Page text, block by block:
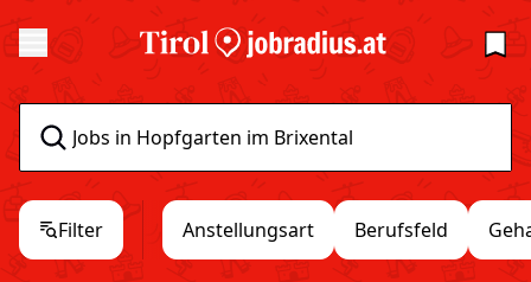
Filter Anstellungsart Berufsfeld